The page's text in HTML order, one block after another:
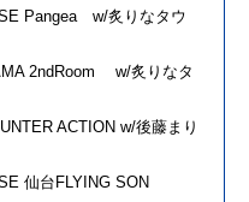
Pangea w/炙りなタウ
2ndRoom w/炙りなタ
ACTION w/後藤まり
仙台FLYING SON